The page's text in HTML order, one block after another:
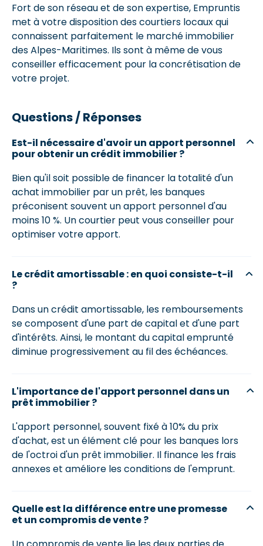
Fort de son réseau et de son expertise, Empruntis
met à votre disposition des courtiers locaux qui
connaissent parfaitement le marché immobilier
des Alpes-Maritimes. Ils sont à même de vous
conseiller efficacement pour la concrétisation de
votre projet.
Questions / Réponses
Est-il nécessaire d'avoir un apport personnel
pour obtenir un crédit immobilier ?
Bien qu'il soit possible de financer la totalité d'un
achat immobilier par un prêt, les banques
préconisent souvent un apport personnel d'au
moins 10 %. Un courtier peut vous conseiller pour
optimiser votre apport.
Le crédit amortissable : en quoi consiste-t-il
?
Dans un crédit amortissable, les remboursements
se composent d'une part de capital et d'une part
d'intérêts. Ainsi, le montant du capital emprunté
diminue progressivement au fil des échéances.
L'importance de l'apport personnel dans un
prêt immobilier ?
L'apport personnel, souvent fixé à 10% du prix
d'achat, est un élément clé pour les banques lors
de l'octroi d'un prêt immobilier. Il finance les frais
annexes et améliore les conditions de l'emprunt.
Quelle est la différence entre une promesse
et un compromis de vente ?